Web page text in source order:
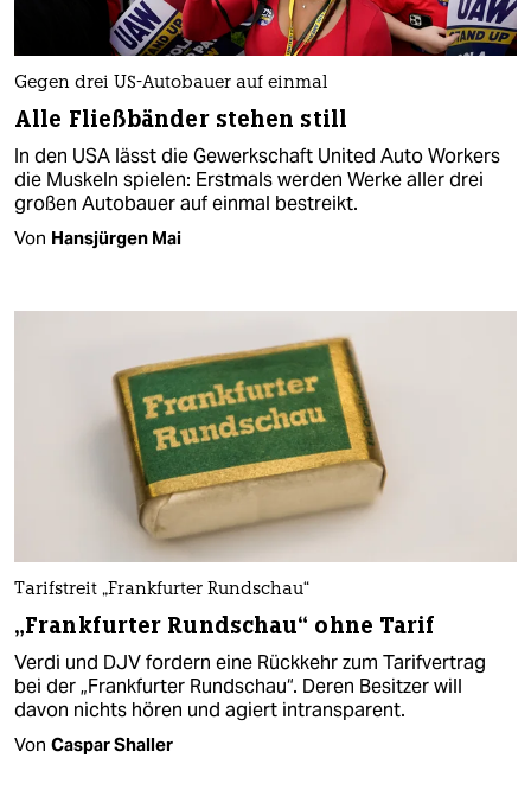
Gegen drei US-Autobauer auf einmal ​
Alle Fließbänder stehen still
In den USA lässt die Gewerkschaft United Auto Workers
die Muskeln spielen: Erstmals werden Werke aller drei
großen Autobauer auf einmal bestreikt.
Von Hansjürgen Mai
Tarifstreit „Frankfurter Rundschau“
„Frankfurter Rundschau“ ohne Tarif
Verdi und DJV fordern eine Rückkehr zum Tarifvertrag
bei der „Frankfurter Rundschau“. Deren Besitzer will
davon nichts hören und agiert intransparent.
Von Caspar Shaller